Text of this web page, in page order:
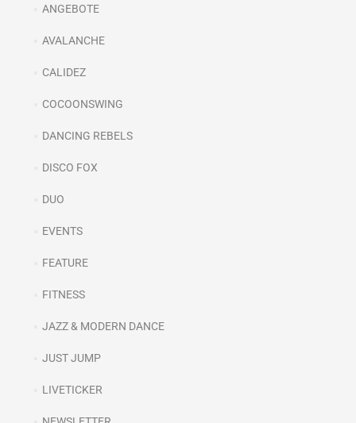
ANGEBOTE
AVALANCHE
CALIDEZ
COCOONSWING
DANCING REBELS
DISCO FOX
DUO
EVENTS
FEATURE
FITNESS
JAZZ & MODERN DANCE
JUST JUMP
LIVETICKER